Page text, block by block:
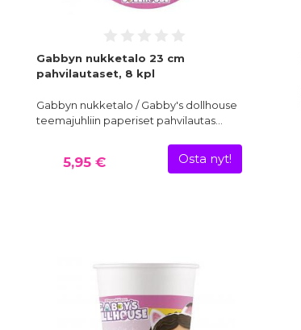
Gabbyn nukketalo 23 cm
pahvilautaset, 8 kpl
Gabbyn nukketalo / Gabby's dollhouse
teemajuhliin paperiset pahvilautas…
5,95 € Osta nyt!